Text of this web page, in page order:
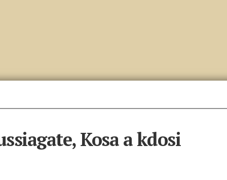
Kosa a kdosi